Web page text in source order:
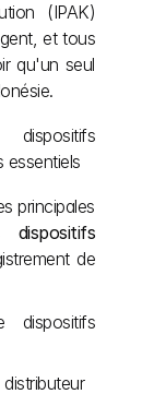
(IPAK)
et tous
qu'un seul
dispositifs
essentiels
dispositifs
de
dispositifs